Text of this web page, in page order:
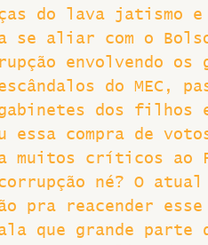
do lava jatismo e
se aliar com o
envolvendo
do MEC,
dos filhos
compra de
muitos críticos ao
né? O
pra reacender
que grande